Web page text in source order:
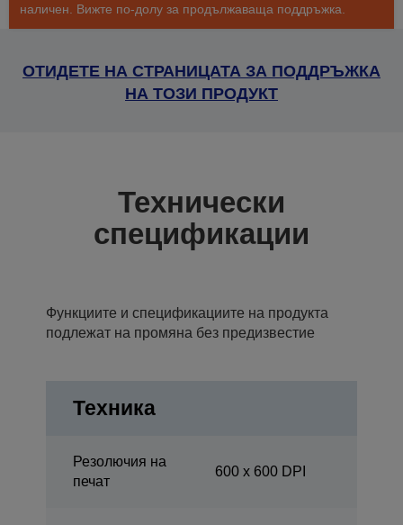
наличен. Вижте по-долу за продължаваща поддръжка.
ОТИДЕТЕ НА СТРАНИЦАТА ЗА ПОДДРЪЖКА
НА ТОЗИ ПРОДУКТ
Технически
спецификации
Функциите и спецификациите на продукта
подлежат на промяна без предизвестие
Техника
Резолючия на
печат
600 x 600 DPI